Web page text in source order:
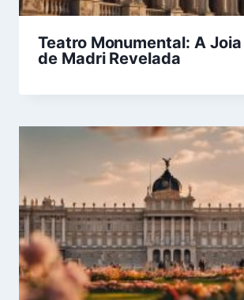
Teatro Monumental: A
de Madri Revelada